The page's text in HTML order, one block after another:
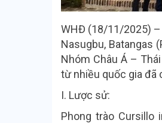
WHĐ (18/11/2025) –
Nasugbu, Batangas
Nhóm Châu Á –
từ nhiều quốc gia đã
I. Lược sử:
Phong trào Cursillo